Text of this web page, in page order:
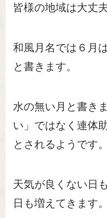
皆様の地域は大丈
和風月名では６月
と書きます。
水の無い月と書き
い」ではなく連体
とされるようです。
天気が良くない日
日も増えてきます。